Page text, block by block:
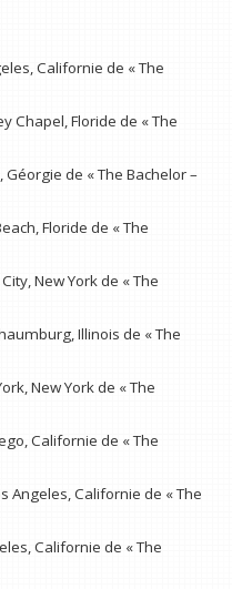
Californie de « The
Chapel, Floride de « The
de « The Bachelor –
Floride de « The
New York de « The
Illinois de « The
New York de « The
Californie de « The
Angeles, Californie de « The
Californie de « The